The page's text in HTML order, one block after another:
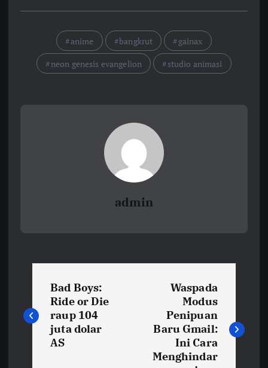
anime bangkrut
gainax
neon genesis evangelion
studio animasi
admin
a
Bad Boys:
Ride or Die
raup 104
juta dolar
AS
Waspada
Modus
Penipuan
Baru Gmail:
Ini Cara
Menghindar